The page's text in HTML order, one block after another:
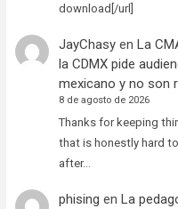
download[/url]
JayChasyen La
la CDMX pide
mexicano y no son
8 de agosto de 2026
Thanks for keeping
that is honestly hard
after…
phising en La